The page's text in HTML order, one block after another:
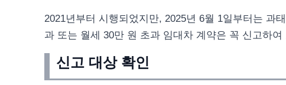
2021년부터 시행되었지만, 2025년 6월 1일부터는 과
과 또는 월세 30만 원 초과 임대차 계약은 꼭 신고하
신고 대상 확인